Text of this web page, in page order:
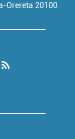
Orereta 20100